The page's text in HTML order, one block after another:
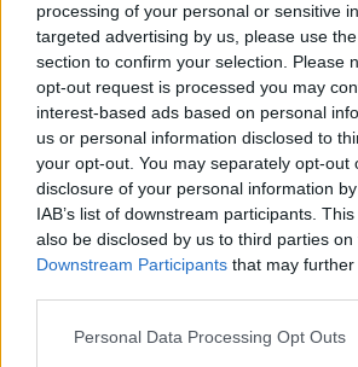
processing of your personal or sensitive
targeted advertising by us, please use
section to confirm your selection. Please
opt-out request is processed you may
interest-based ads based on personal
us or personal information disclosed to
your opt-out. You may separately opt-out
disclosure of your personal information
IAB’s list of downstream participants.
also be disclosed by us to third parties on
Downstream Participants that may
Personal Data Processing Opt Outs
Προηγούμενο